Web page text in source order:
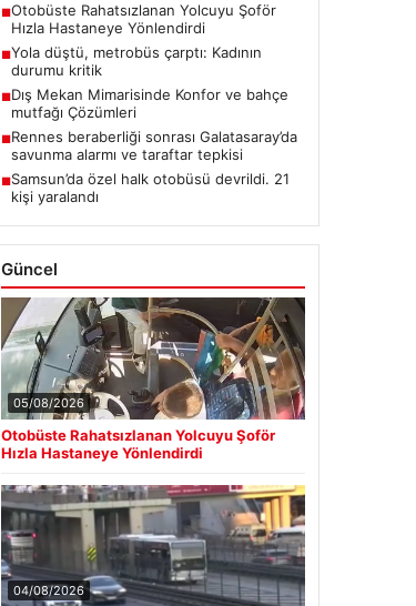
■Otobüste Rahatsızlanan Yolcuyu Şoför
Hızla Hastaneye Yönlendirdi
■Yola düştü, metrobüs çarptı: Kadının
durumu kritik
■Dış Mekan Mimarisinde Konfor ve bahçe
mutfağı Çözümleri
■Rennes beraberliği sonrası Galatasaray’da
savunma alarmı ve taraftar tepkisi
■Samsun’da özel halk otobüsü devrildi. 21
kişi yaralandı
Güncel
05/08/2026
Otobüste Rahatsızlanan Yolcuyu Şoför
Hızla Hastaneye Yönlendirdi
04/08/2026